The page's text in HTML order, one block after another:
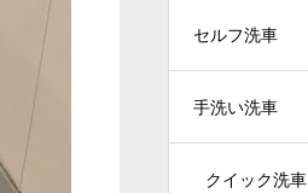
セルフ洗車
手洗い洗車
クイック洗車